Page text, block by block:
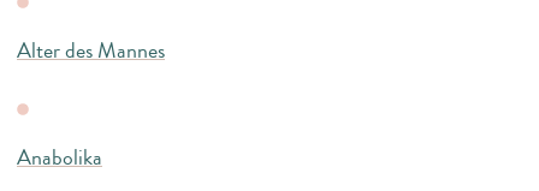
Alter des Mannes
Anabolika